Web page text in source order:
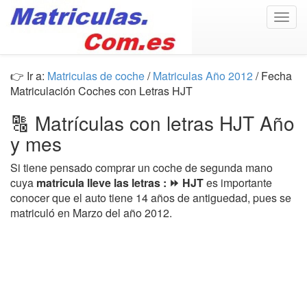
👉 Ir a: Matriculas de coche/Matriculas Año 2012 / Fecha
Matriculación Coches con Letras HJT
🔠 Matrículas con letras HJT Año
y mes
Si tiene pensado comprar un coche de segunda mano
cuya matricula lleve las letras : ⏩ HJTes importante
conocer que el auto tiene 14 años de antiguedad, pues se
matriculó en Marzo del año 2012.